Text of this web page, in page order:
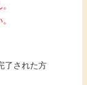
了された方